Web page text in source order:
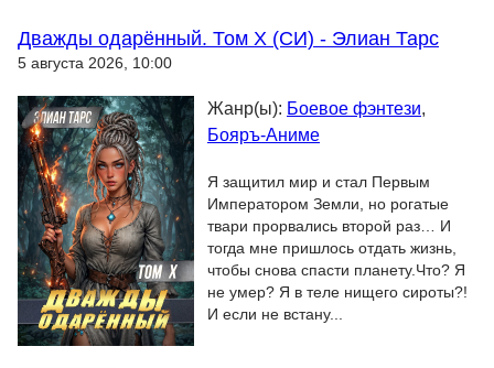
Дважды одарённый. Том X (СИ) - Элиан Тарс
5 августа 2026, 10:00
Жанр(ы): Боевое фэнтези,
Бояръ-Аниме
Я защитил мир и стал Первым
Императором Земли, но рогатые
твари прорвались второй раз… И
тогда мне пришлось отдать жизнь,
чтобы снова спасти планету.Что? Я
не умер? Я в теле нищего сироты?!
И если не встану...